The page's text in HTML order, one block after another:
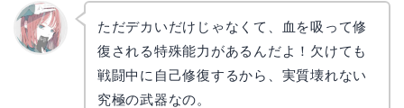
ただデカいだけじゃなくて、血を吸って修
復される特殊能力があるんだよ！欠けても
戦闘中に自己修復するから、実質壊れない
究極の武器なの。